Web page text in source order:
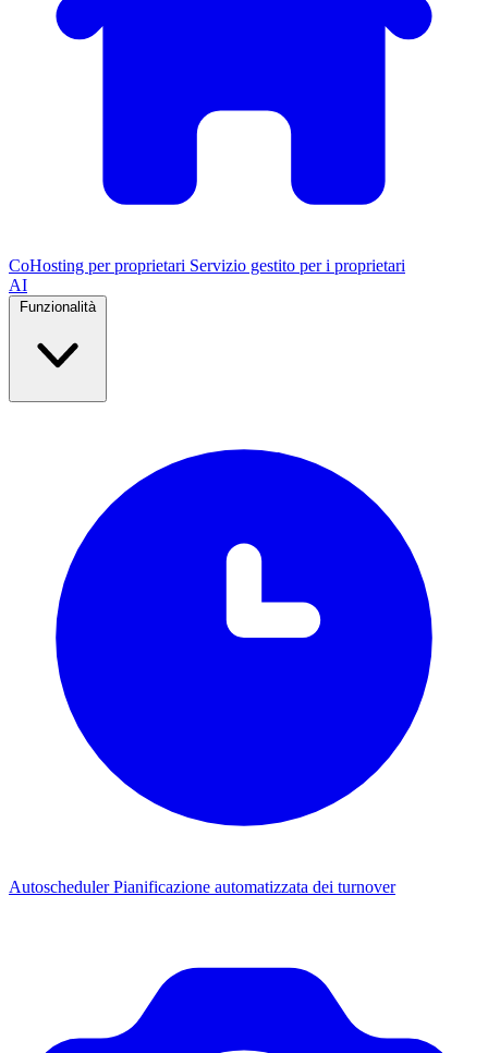
CoHosting per proprietari Servizio gestito per i proprietari
AI
Funzionalità
AutoschedulerPianificazione automatizzata dei turnover